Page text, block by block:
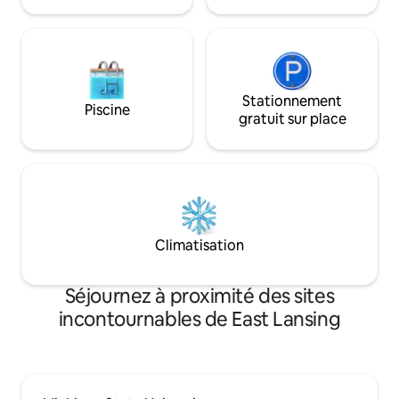
investissement, vous l'appellerez le
Piscine
Stationnement
gratuit sur place
Climatisation
Séjournez à proximité des sites
incontournables de East Lansing